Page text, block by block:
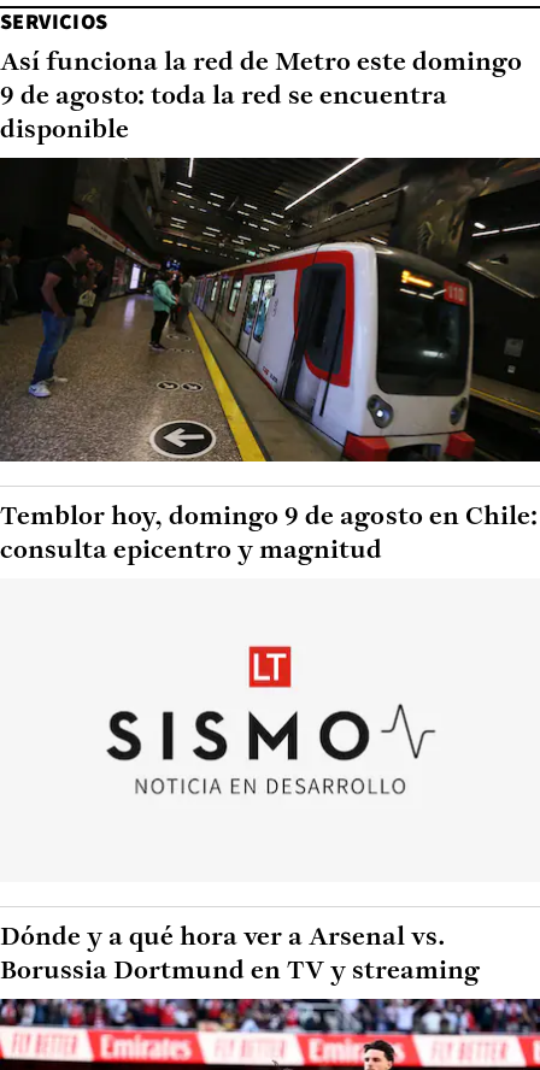
SERVICIOS
Así funciona la red de Metro este domingo
9 de agosto: toda la red se encuentra
disponible
Temblor hoy, domingo 9 de agosto en Chile:
consulta epicentro y magnitud
Dónde y a qué hora ver a Arsenal vs.
Borussia Dortmund en TV y streaming